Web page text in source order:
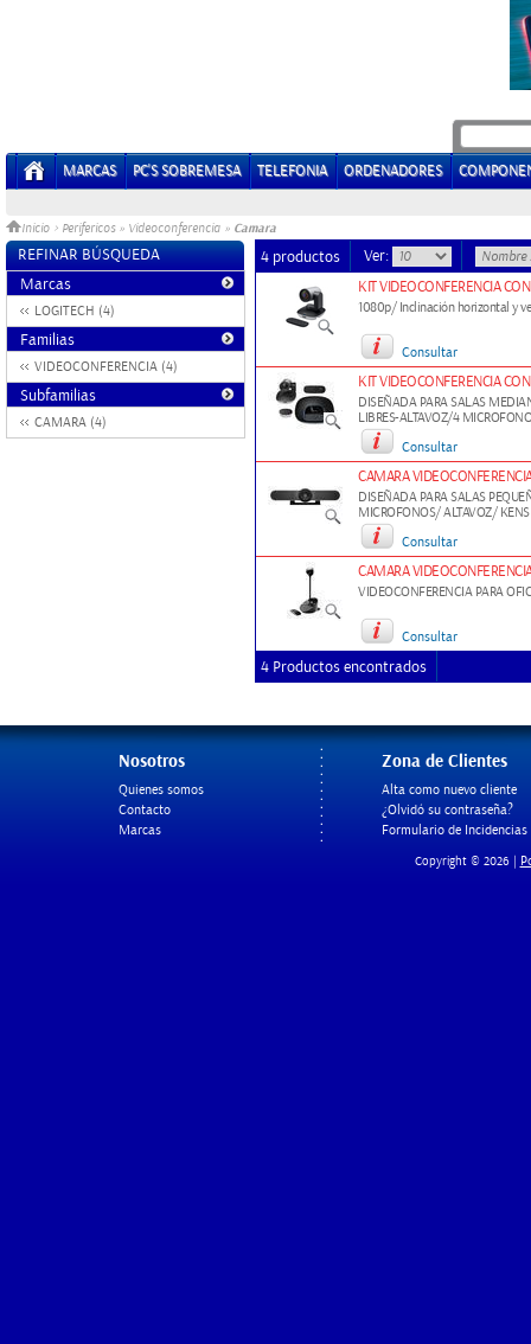
MARCAS PC'S SOBREMESA TELEFONIA ORDENADORES
Inicio > Perifericos » Videoconferencia » Camara
REFINAR BÚSQUEDA
Marcas
LOGITECH (4)
Familias
VIDEOCONFERENCIA (4)
Subfamilias
CAMARA (4)
4 productos Ver:
KIT VIDEOCONFERENCIA
1080p/ Inclinación horizontal y
Consultar
KIT VIDEOCONFERENCIA
DISEÑADA PARA SALAS
LIBRES-ALTAVOZ/4
Consultar
CAMARA
DISEÑADA PARA SALAS
MICROFONOS/ ALTAVOZ/
Consultar
CAMARA
VIDEOCONFERENCIA PARA
Consultar
4 Productos encontrados
Nosotros
Quienes somos
Contacto
Marcas
Zona de Clientes
Alta como nuevo cliente
¿Olvidó su contraseña?
Formulario de Incidencias
Copyright © 2026 |